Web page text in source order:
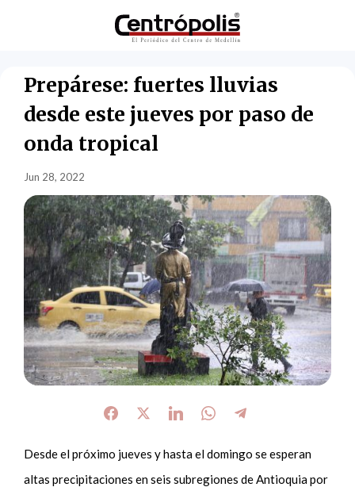
Prepárese: fuertes lluvias
desde este jueves por paso de
onda tropical
Jun 28, 2022
Desde el próximo jueves y hasta el domingo se esperan
altas precipitaciones en seis subregiones de Antioquia por